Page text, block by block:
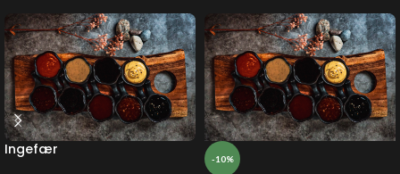
Ingefær
-10%